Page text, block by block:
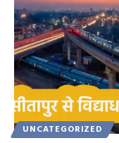
UNCATEGORIZED